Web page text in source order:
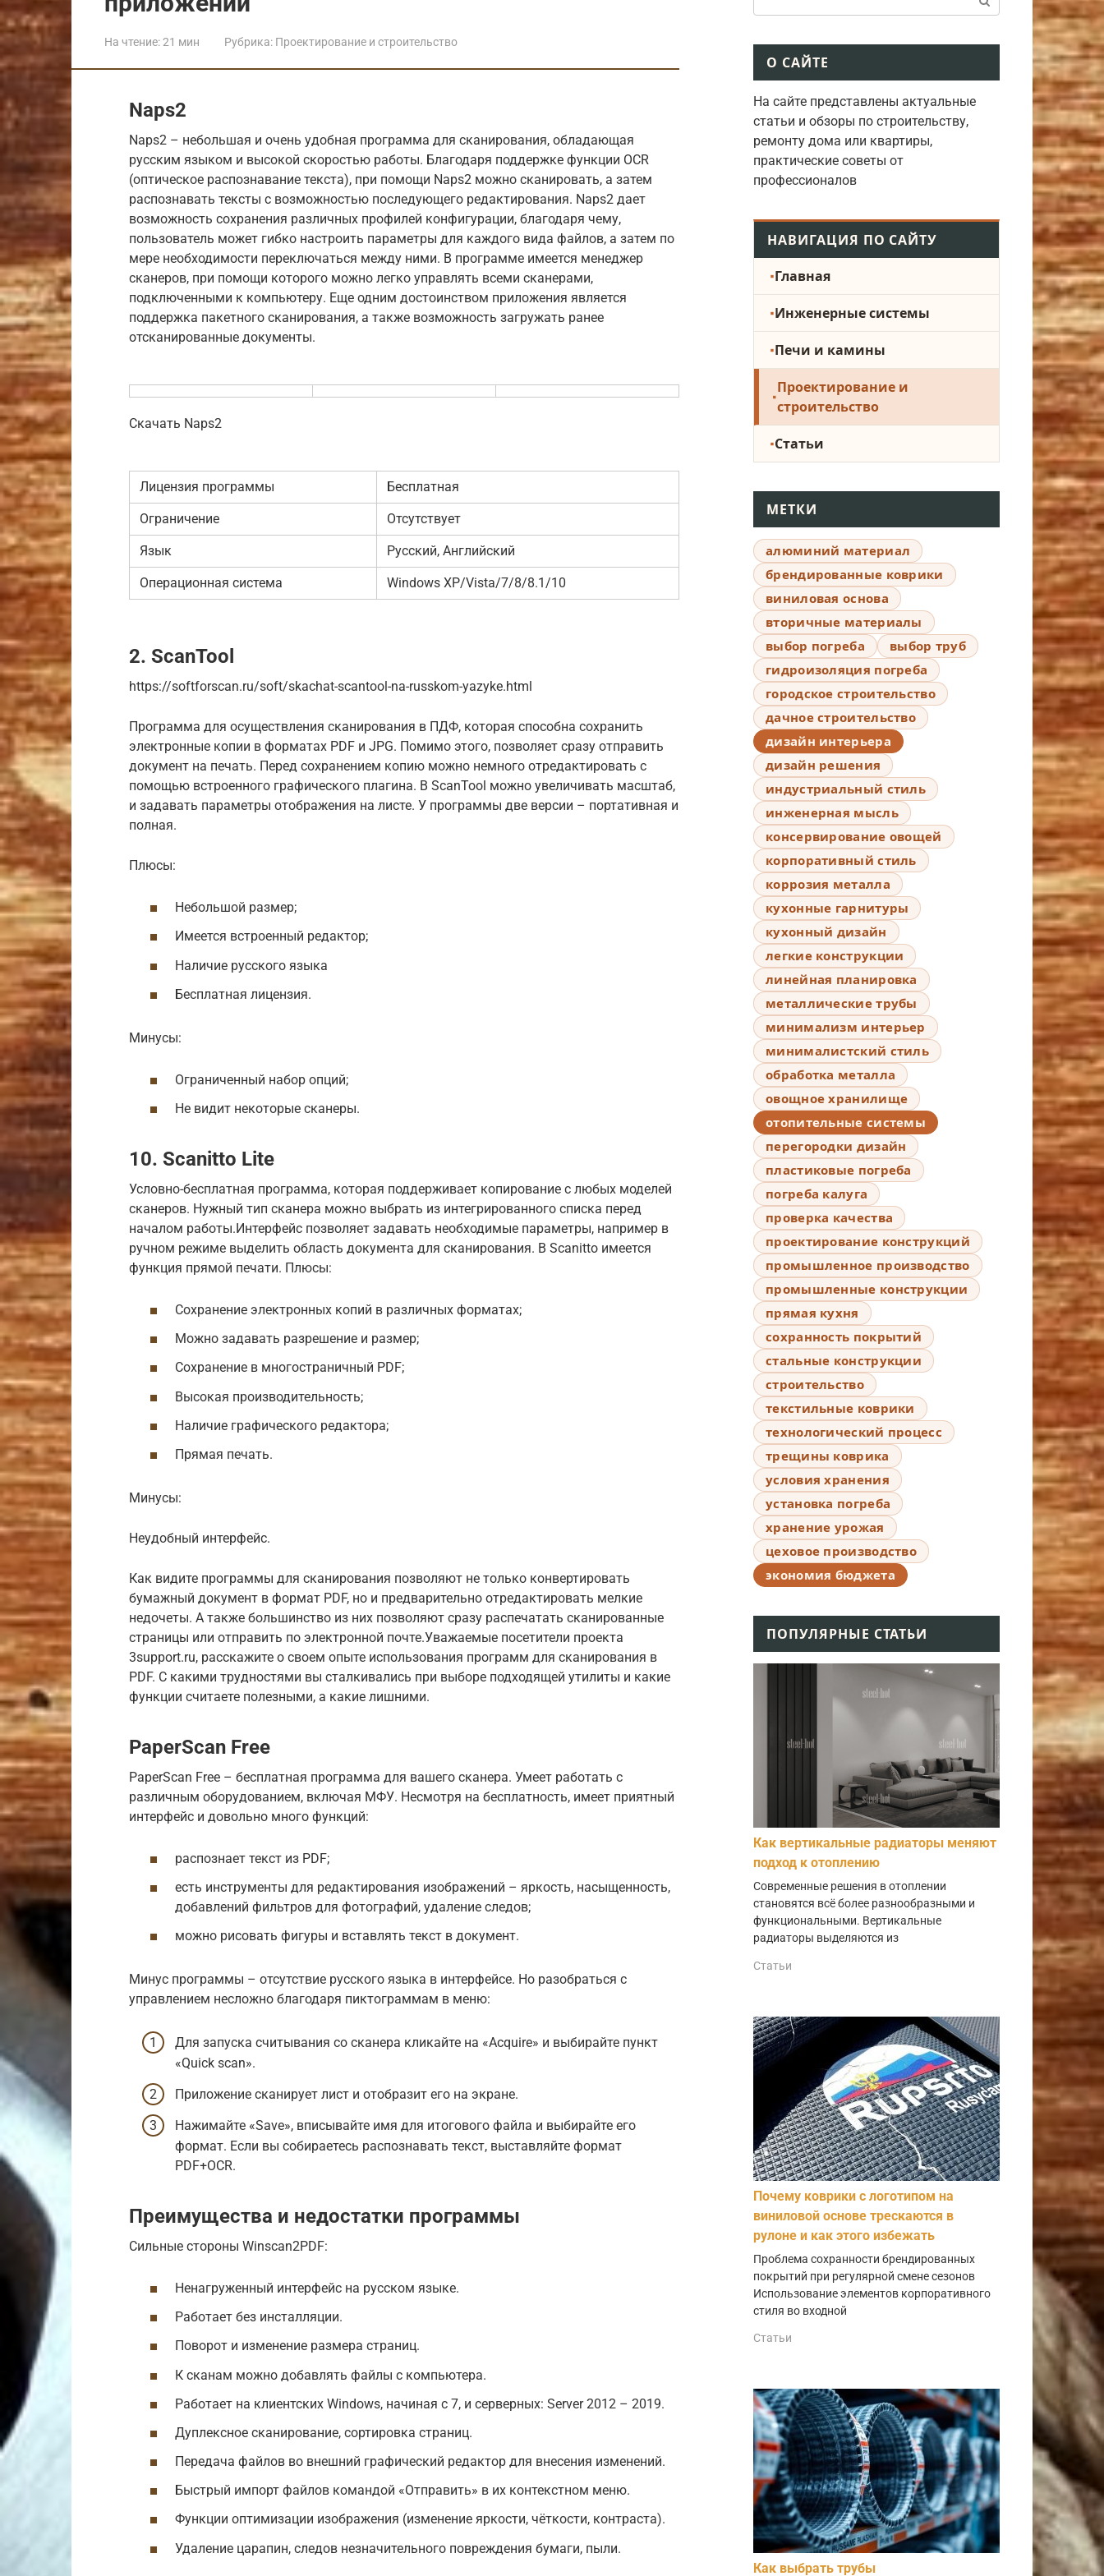
На чтение:21 мин Рубрика: Проектирование и строительство
Naps2
Naps2 – небольшая и очень удобная программа для сканирования, обладающая
русским языком и высокой скоростью работы. Благодаря поддержке функции OCR
(оптическое распознавание текста), при помощи Naps2 можно сканировать, а затем
распознавать тексты с возможностью последующего редактирования. Naps2 дает
возможность сохранения различных профилей конфигурации, благодаря чему,
пользователь может гибко настроить параметры для каждого вида файлов, а затем по
мере необходимости переключаться между ними. В программе имеется менеджер
сканеров, при помощи которого можно легко управлять всеми сканерами,
подключенными к компьютеру. Еще одним достоинством приложения является
поддержка пакетного сканирования, а также возможность загружать ранее
отсканированные документы.
Скачать Naps2
Лицензия программы Бесплатная
Ограничение Отсутствует
Язык Русский, Английский
Операционная система Windows XP/Vista/7/8/8.1/10
2. ScanTool
https://softforscan.ru/soft/skachat-scantool-na-russkom-yazyke.html
Программа для осуществления сканирования в ПДФ, которая способна сохранить
электронные копии в форматах PDF и JPG. Помимо этого, позволяет сразу отправить
документ на печать. Перед сохранением копию можно немного отредактировать с
помощью встроенного графического плагина. В ScanTool можно увеличивать масштаб,
и задавать параметры отображения на листе. У программы две версии – портативная и
полная.
Плюсы:
Небольшой размер;
Имеется встроенный редактор;
Наличие русского языка
Бесплатная лицензия.
Минусы:
Ограниченный набор опций;
Не видит некоторые сканеры.
10. Scanitto Lite
Условно-бесплатная программа, которая поддерживает копирование с любых моделей
сканеров. Нужный тип сканера можно выбрать из интегрированного списка перед
началом работы.Интерфейс позволяет задавать необходимые параметры, например в
ручном режиме выделить область документа для сканирования. В Scanitto имеется
функция прямой печати. Плюсы:
Сохранение электронных копий в различных форматах;
Можно задавать разрешение и размер;
Сохранение в многостраничный PDF;
Высокая производительность;
Наличие графического редактора;
Прямая печать.
Минусы:
Неудобный интерфейс.
Как видите программы для сканирования позволяют не только конвертировать
бумажный документ в формат PDF, но и предварительно отредактировать мелкие
недочеты. А также большинство из них позволяют сразу распечатать сканированные
страницы или отправить по электронной почте.Уважаемые посетители проекта
3support.ru, расскажите о своем опыте использования программ для сканирования в
PDF. С какими трудностями вы сталкивались при выборе подходящей утилиты и какие
функции считаете полезными, а какие лишними.
PaperScan Free
PaperScan Free – бесплатная программа для вашего сканера. Умеет работать с
различным оборудованием, включая МФУ. Несмотря на бесплатность, имеет приятный
интерфейс и довольно много функций:
распознает текст из PDF;
есть инструменты для редактирования изображений – яркость, насыщенность,
добавлений фильтров для фотографий, удаление следов;
можно рисовать фигуры и вставлять текст в документ.
Минус программы – отсутствие русского языка в интерфейсе. Но разобраться с
управлением несложно благодаря пиктограммам в меню:
Для запуска считывания со сканера кликайте на «Acquire» и выбирайте пункт
«Quick scan».
Приложение сканирует лист и отобразит его на экране.
Нажимайте «Save», вписывайте имя для итогового файла и выбирайте его
формат. Если вы собираетесь распознавать текст, выставляйте формат
PDF+OCR.
Преимущества и недостатки программы
Сильные стороны Winscan2PDF:
Ненагруженный интерфейс на русском языке.
Работает без инсталляции.
Поворот и изменение размера страниц.
К сканам можно добавлять файлы с компьютера.
Работает на клиентских Windows, начиная с 7, и серверных: Server 2012 – 2019.
Дуплексное сканирование, сортировка страниц.
Передача файлов во внешний графический редактор для внесения изменений.
Быстрый импорт файлов командой «Отправить» в их контекстном меню.
Функции оптимизации изображения (изменение яркости, чёткости, контраста).
Удаление царапин, следов незначительного повреждения бумаги, пыли.
О САЙТЕ
На сайте представлены актуальные
статьи и обзоры по строительству,
ремонту дома или квартиры,
практические советы от
профессионалов
НАВИГАЦИЯ ПО САЙТУ
Главная
Инженерные системы
Печи и камины
Проектирование и
строительство
Статьи
МЕТКИ
алюминий материал
брендированные коврики
виниловая основа
вторичные материалы
выбор погреба
выбор труб
гидроизоляция погреба
городское строительство
дачное строительство
дизайн интерьера
дизайн решения
индустриальный стиль
инженерная мысль
консервирование овощей
корпоративный стиль
коррозия металла
кухонные гарнитуры
кухонный дизайн
легкие конструкции
линейная планировка
металлические трубы
минимализм интерьер
минималистский стиль
обработка металла
овощное хранилище
отопительные системы
перегородки дизайн
пластиковые погреба
погреба калуга
проверка качества
проектирование конструкций
промышленное производство
промышленные конструкции
прямая кухня
сохранность покрытий
стальные конструкции
строительство
текстильные коврики
технологический процесс
трещины коврика
условия хранения
установка погреба
хранение урожая
цеховое производство
экономия бюджета
ПОПУЛЯРНЫЕ СТАТЬИ
Как вертикальные радиаторы меняют
подход к отоплению
Современные решения в отоплении
становятся всё более разнообразными и
функциональными. Вертикальные
радиаторы выделяются из
Статьи
Почему коврики с логотипом на
виниловой основе трескаются в
рулоне и как этого избежать
Проблема сохранности брендированных
покрытий при регулярной смене сезонов
Использование элементов корпоративного
стиля во входной
Статьи
Как выбрать трубы